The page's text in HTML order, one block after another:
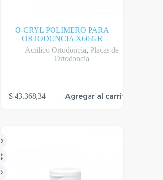
O-CRYL POLIMERO PARA
ORTODONCIA X60 GR
Acrilico Ortodoncia, Placas de
Ortodoncia
$43.368,34 Agregar al carrito